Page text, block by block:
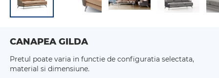
CANAPEA GILDA
Pretul poate varia in functie de configuratia selectata,
material si dimensiune.